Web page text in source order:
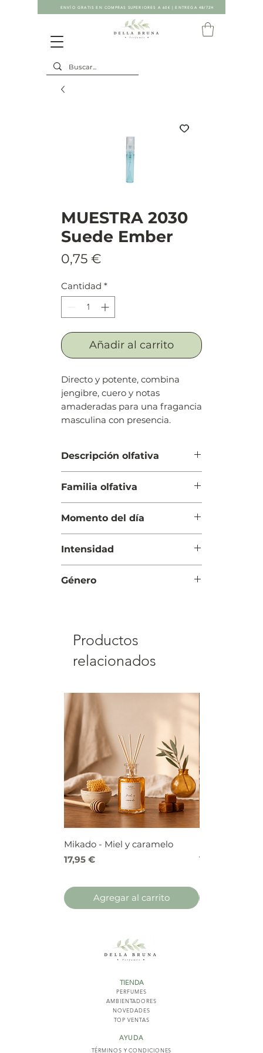
ENVÍO GRATIS EN COMPRAS SUPERIORES A 60€ | ENTREGA 48/72H
MUESTRA 2030
Suede Ember
0,75 €
Cantidad *
Añadir al carrito
Directo y potente, combina
jengibre, cuero y notas
amaderadas para una fragancia
masculina con presencia.
Descripción olfativa
Cuerpo: Cuero
Fondo: Notas amaderadas
Familia olfativa
Momento del día
Intensidad
Género
Productos
relacionados
Mikado - Miel y caramelo
Precio
17,95 €
Agregar al carrito
Precio
17,95 €
TIENDA
PERFUMES
AMBIENTADORES
NOVEDADES
TOP VENTAS
AYUDA
TÉRMINOS Y CONDICIONES